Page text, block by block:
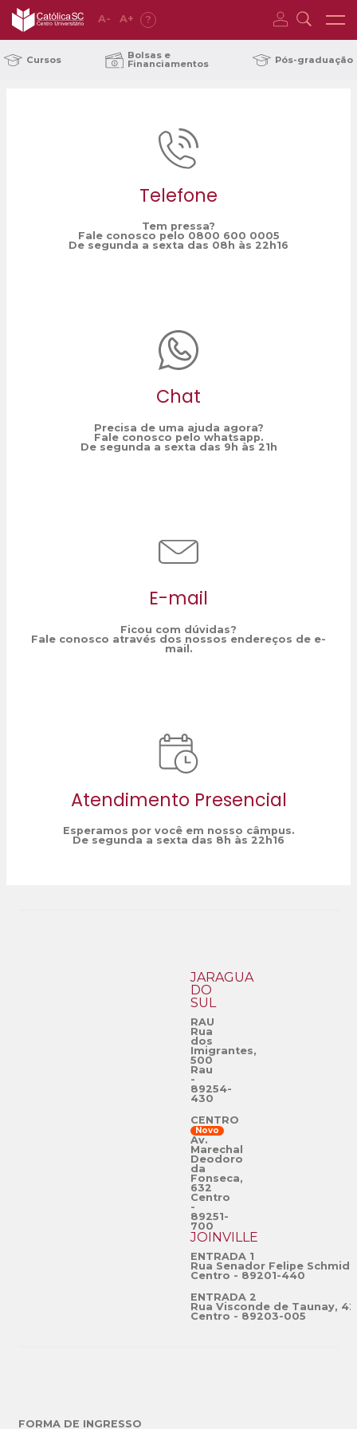
A- A+ ?
Cursos Bolsas e
Financiamentos Pós-graduação
Telefone
Tem pressa?
Fale conosco pelo 0800 600 0005
De segunda a sexta das 08h às 22h16
Chat
Precisa de uma ajuda agora?
Fale conosco pelo whatsapp.
De segunda a sexta das 9h às 21h
E-mail
Ficou com dúvidas?
Fale conosco através dos nossos endereços de e-
mail.
Atendimento Presencial
Esperamos por você em nosso câmpus.
De segunda a sexta das 8h às 22h16
JARAGUÁ
DO
SUL
RAU
Rua
dos
Imigrantes,
500
Rau
-
89254-
430
CENTRO
Novo
Av.
Marechal
Deodoro
da
Fonseca,
632
Centro
-
89251-
700
JOINVILLE
ENTRADA 1
Rua Senador Felipe
Centro - 89201-440
ENTRADA 2
Rua Visconde de Taunay,
Centro - 89203-005
FORMA DE INGRESSO